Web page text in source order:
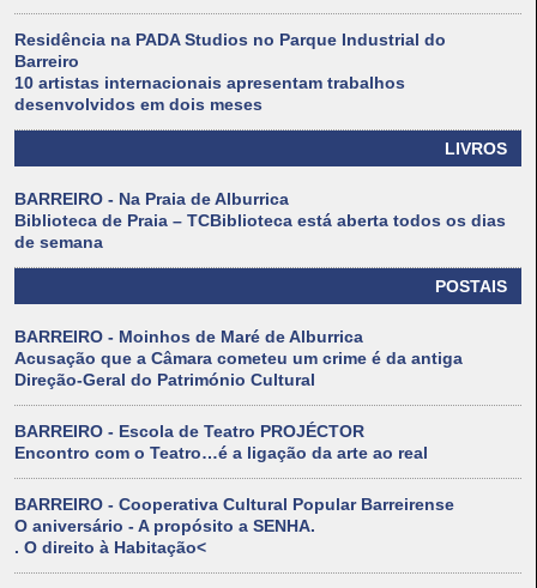
Residência na PADA Studios no Parque Industrial do
Barreiro
10 artistas internacionais apresentam trabalhos
desenvolvidos em dois meses
LIVROS
BARREIRO - Na Praia de Alburrica
Biblioteca de Praia – TCBiblioteca está aberta todos os dias
de semana
POSTAIS
BARREIRO - Moinhos de Maré de Alburrica
Acusação que a Câmara cometeu um crime é da antiga
Direção-Geral do Património Cultural
BARREIRO - Escola de Teatro PROJÉCTOR
Encontro com o Teatro…é a ligação da arte ao real
BARREIRO - Cooperativa Cultural Popular Barreirense
O aniversário - A propósito a SENHA.
. O direito à Habitação<